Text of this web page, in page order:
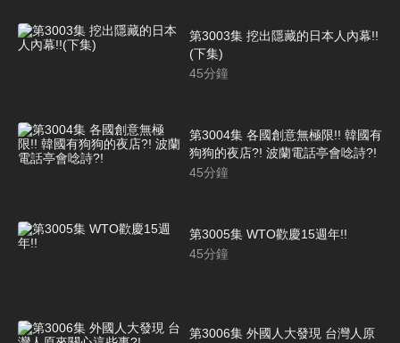
第3003集 挖出隱藏的日本人內幕!!
(下集)
45分鐘
第3004集 各國創意無極限!! 韓國有
狗狗的夜店?! 波蘭電話亭會唸詩?!
45分鐘
第3005集 WTO歡慶15週年!!
45分鐘
第3006集 外國人大發現 台灣人原